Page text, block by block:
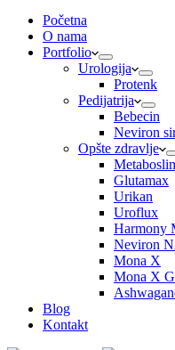
Početna
O nama
Portfolio
Urologija
Protenk
Pedijatrija
Bebecin
Neviron
Opšte zdravlje
Glutamax
Urikan
Uroflux
Harmony
Neviron
Mona X
Mona X
Blog
Kontakt